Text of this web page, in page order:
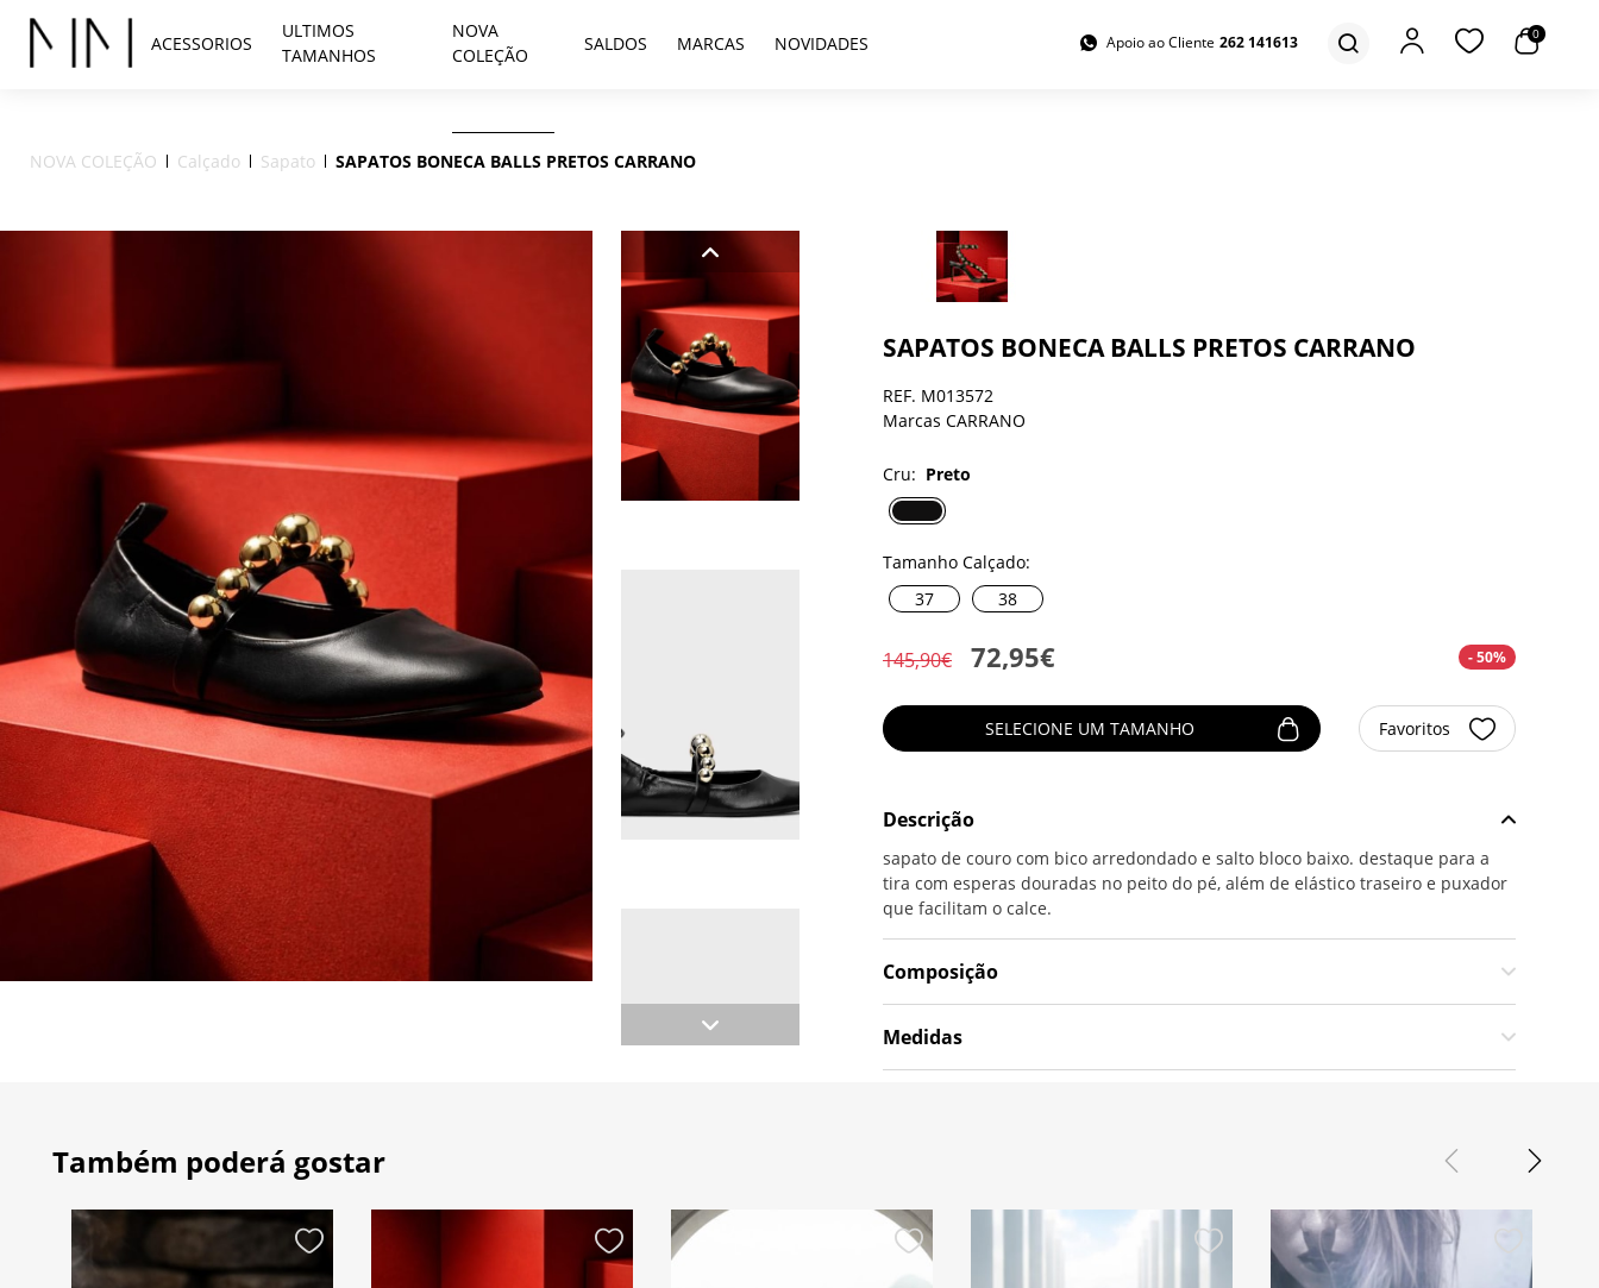
ACESSORIOS
ULTIMOS
TAMANHOS
NOVA
COLEÇÃO
SALDOS MARCAS NOVIDADES Apoio ao Cliente 262 141613 0
NOVA COLEÇÃO Calçado Sapato SAPATOS BONECA BALLS PRETOS CARRANO
SAPATOS BONECA BALLS PRETOS CARRANO
REF. M013572
Marcas CARRANO
Cru: Preto
Tamanho Calçado:
37
38
145,90€ 72,95€ - 50%
SELECIONE UM TAMANHO Favoritos
Descrição
sapato de couro com bico arredondado e salto bloco baixo. destaque para a
tira com esperas douradas no peito do pé, além de elástico traseiro e puxador
que facilitam o calce.
Composição
Medidas
Também poderá gostar